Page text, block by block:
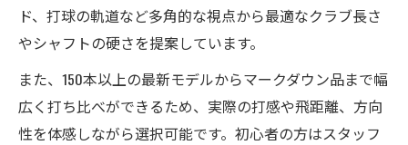
ド、打球の軌道など多角的な視点から最適なクラブ長さ
やシャフトの硬さを提案しています。
また、150本以上の最新モデルからマークダウン品まで幅
広く打ち比べができるため、実際の打感や飛距離、方向
性を体感しながら選択可能です。初心者の方はスタッフ